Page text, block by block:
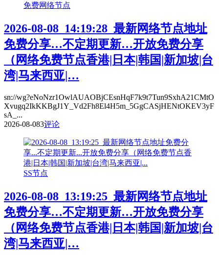
免费网络节点
2026-08-08_14:19:28_最新网络节点地址
免费分享…不定期更新…开放免费分享
（网络免费节点香港|日本|韩国|新加坡|台
湾|马来西亚|…
sn://wg?eNoNzr1OwlAUAOBjCEsnHqF7k9t7Tun9SxhA21CMtO
Xvugq2IkKKBgJ1Y_Vd2Fh8El4H5m_5GgCASjHENtOKEV3yF
sA_...
2026-08-083评论
SS节点
2026-08-08_13:19:25_最新网络节点地址
免费分享…不定期更新…开放免费分享
（网络免费节点香港|日本|韩国|新加坡|台
湾|马来西亚|…